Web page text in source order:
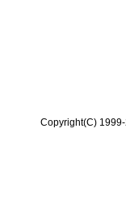
Copyright(C)